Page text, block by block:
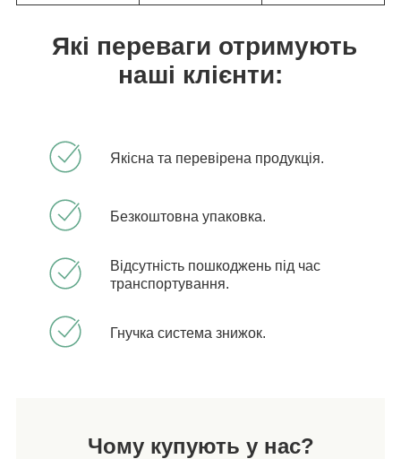
Які переваги отримують
наші клієнти:
Якісна та перевірена продукція.
Безкоштовна упаковка.
Відсутність пошкоджень під час
транспортування.
Гнучка система знижок.
Чому купують у нас?